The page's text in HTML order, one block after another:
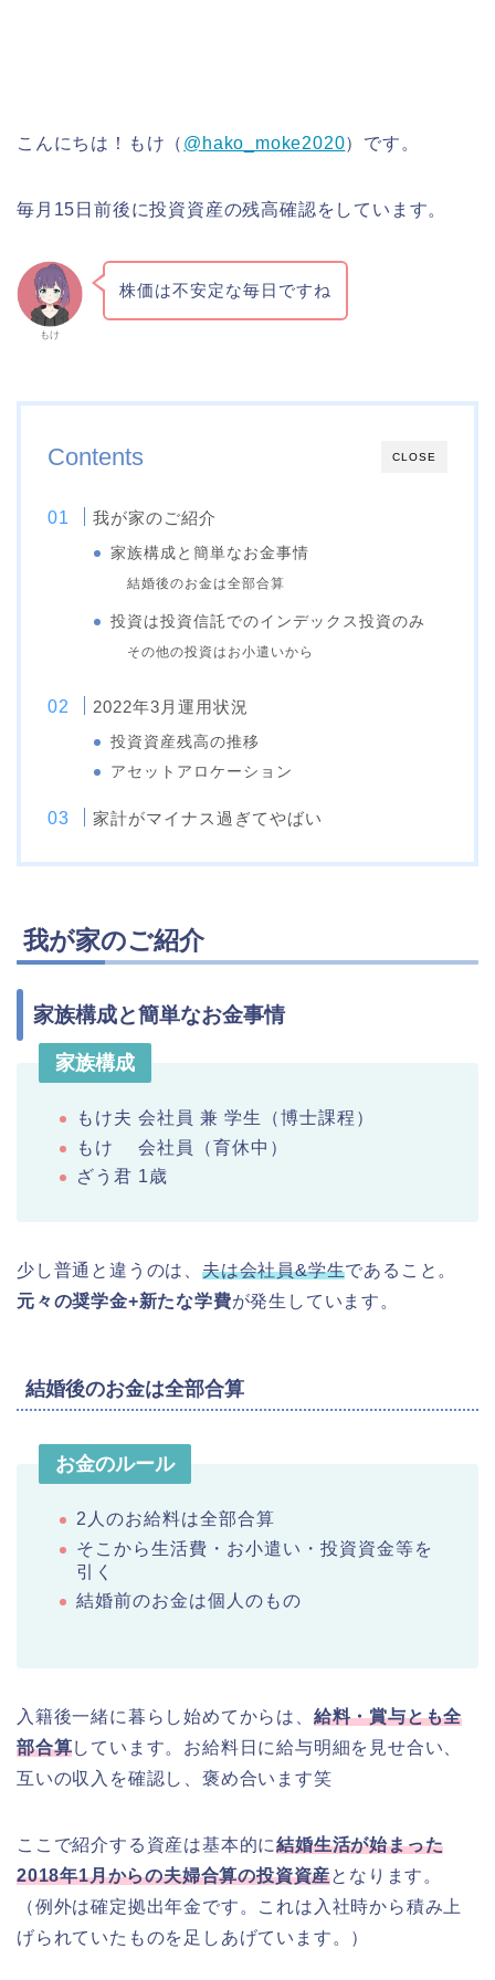
こんにちは！もけ（ @hako_moke2020）です。
毎月15日前後に投資資産の残高確認をしています。
もけ
株価は不安定な毎日ですね
CLOSE
Contents
我が家のご紹介
家族構成と簡単なお金事情
結婚後のお金は全部合算
投資は投資信託でのインデックス投資のみ
その他の投資はお小遣いから
2022年3月運用状況
投資資産残高の推移
アセットアロケーション
家計がマイナス過ぎてやばい
我が家のご紹介
家族構成と簡単なお金事情
家族構成
もけ夫 会社員 兼 学生（博士課程）
もけ 会社員（育休中）
ざう君 1歳
少し普通と違うのは、 夫は会社員&学生であること。
元々の奨学金+新たな学費が発生しています。
結婚後のお金は全部合算
お金のルール
2人のお給料は全部合算
そこから生活費・お小遣い・投資資金等を
引く
結婚前のお金は個人のもの
入籍後一緒に暮らし始めてからは、 給料・賞与とも全
部合算しています。お給料日に給与明細を見せ合い、
互いの収入を確認し、褒め合います笑
ここで紹介する資産は基本的に結婚生活が始まった
2018年1月からの夫婦合算の投資資産となります。
（例外は確定拠出年金です。これは入社時から積み上
げられていたものを足しあげています。）